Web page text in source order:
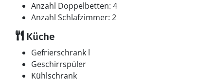
Anzahl Doppelbetten: 4
Anzahl Schlafzimmer: 2
Küche
Gefrierschrank l
Geschirrspüler
Kühlschrank